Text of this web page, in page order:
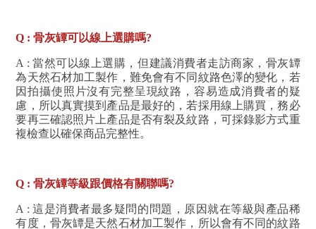
Q : 骨灰罈可以線上選購嗎?
A : 當然可以線上選購，但建議消費者走訪商家，骨灰罈
為天然石材加工製作，難免會有不同紋路色澤的變化，若
因拍攝使照片沒有完整呈現紋路，容易造成消費者的疑
慮，所以真實摸到產品是最好的，若採用線上購買，務必
要再三確認照片上產品是否有裂及紋路，可採錄影方式重
複檢查以確保商品完整性。
Q : 骨灰罈等級跟價格有關聯嗎?
A : 這是消費者最多疑問的問題，原因就在等級與產品稀
有度，骨灰罈是天然石材加工製作，所以會有不同的紋路